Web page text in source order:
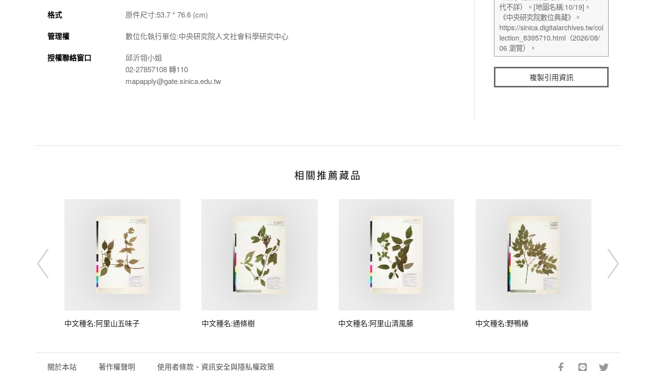
格式 原件尺寸:53.7 * 76.6 (cm)
管理權 數位化執行單位:中央研究院人文社會科學研究中心
授權聯絡窗口
邱沂翎小姐
02-27857108 轉110
mapapply@gate.sinica.edu.tw
複製引用資訊
相關推薦藏品
中文種名:阿里山五味子 中文種名:通條樹 中文種名:阿里山清風藤 中文種名:野鴨椿
關於本站 著作權聲明 使用者條款、資訊安全與隱私權政策